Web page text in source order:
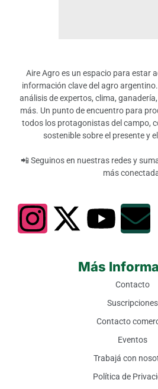
Aire Agro es un espacio para estar
información clave del agro
análisis de expertos, clima,
más. Un punto de encuentro para
todos los protagonistas del campo,
sostenible sobre el presente y
📲 Seguinos en nuestras redes y
más
Más
Contacto
Suscripciones
Contacto
Eventos
Trabajá con
Política de